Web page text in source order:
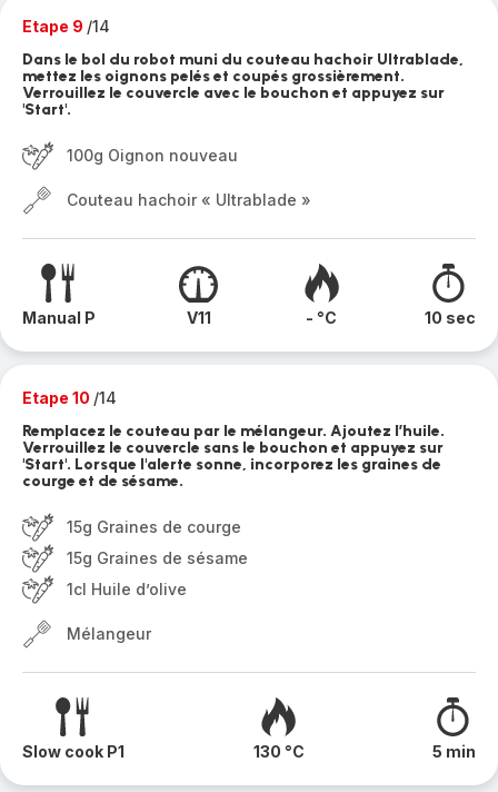
Etape 9 /14
Dans le bol du robot muni du couteau hachoir Ultrablade,
mettez les oignons pelés et coupés grossièrement.
Verrouillez le couvercle avec le bouchon et appuyez sur
'Start'.
100g Oignon nouveau
Couteau hachoir « Ultrablade »
Manual P V11 - °C 10 sec
Etape 10 /14
Remplacez le couteau par le mélangeur. Ajoutez l’huile.
Verrouillez le couvercle sans le bouchon et appuyez sur
'Start'. Lorsque l'alerte sonne, incorporez les graines de
courge et de sésame.
15g Graines de courge
15g Graines de sésame
1cl Huile d’olive
Mélangeur
Slow cook P1 130 °C 5 min